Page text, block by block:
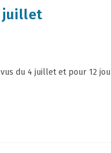
juillet
du 4 juillet et pour 12